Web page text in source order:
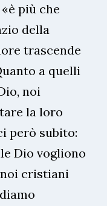
più che
della
trascende
a quelli
noi
la loro
però subito:
Dio vogliono
cristiani